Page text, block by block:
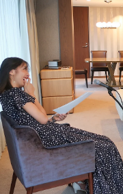
イベント・グ
YouTube
会社情報